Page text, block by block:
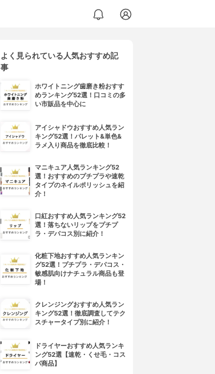
よく見られている人気おすすめ記
事
ホワイトニング歯磨き粉おすす
めランキング52選！口コミの多
い市販品を中心に
アイシャドウおすすめ人気ラン
キング52選！パレット&単色&
ラメ入り商品を徹底比較！
マニキュア人気ランキング52
選！おすすめのプチプラや速乾
タイプのネイルポリッシュを紹
介！
口紅おすすめ人気ランキング52
選！落ちないリップをプチプ
ラ・デパコス別に紹介！
化粧下地おすすめ人気ランキン
グ52選！プチプラ・デパコス・
敏感肌向けナチュラル商品も登
場！
クレンジングおすすめ人気ラン
キング52選！徹底調査してテク
スチャータイプ別に紹介！
ドライヤーおすすめ人気ランキ
ング52選【速乾・くせ毛・コス
パ商品】